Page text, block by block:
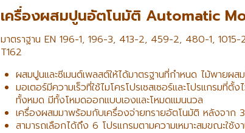
เครื่องผสมปูนอัตโนมัติ Automatic
มาตราฐาน EN 196-1, 196-3, 413-2, 459-2, 480-1,
T162
ผสมปูนและซีเมนต์เพลสต์ให้ได้มาตรฐานที่กำหนด ไม้พายผส
มอเตอร์มีความเร็วที่ใช้ไมโครโปรเซสเซอร์และโปรแกรมที่ตั้
ทั้งหมด มีทั้งโหมดออกแบบเองและโหมดแมนนวล
เครื่องผสมมาพร้อมกับเครื่องจ่ายทรายอัตโนมัติ หลังจาก
สามารถเลือกได้ถึง 6 โปรแกรมตามความเหมาะสมขณะใช้